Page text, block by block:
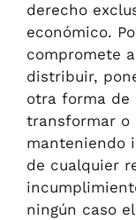
derecho
económico.
compromete
distribuir,
otra forma de
transformar o
manteniendo
de cualquier
ningún caso